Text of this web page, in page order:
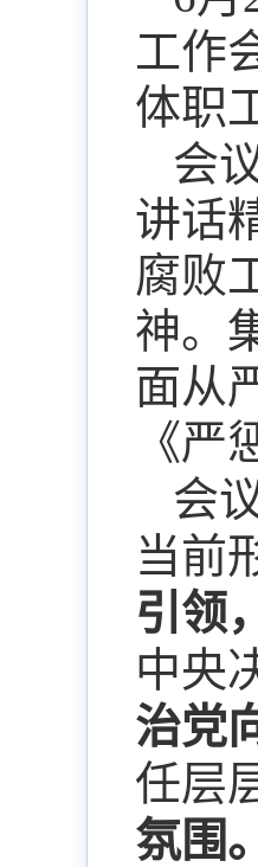
工作
体职
会
讲话
腐败
神。
面从
《严
会
当前
引领
中央
治党
任层
氛围。